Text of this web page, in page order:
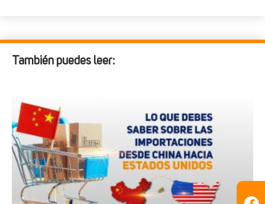
También puedes leer: